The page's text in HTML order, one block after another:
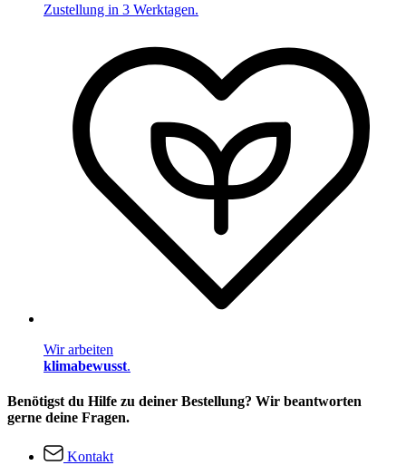
Zustellung in 3 Werktagen.
Wir arbeiten
klimabewusst.
Benötigst du Hilfe zu deiner Bestellung? Wir beantworten
gerne deine Fragen.
Kontakt